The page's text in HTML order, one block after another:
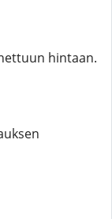
hintaan.